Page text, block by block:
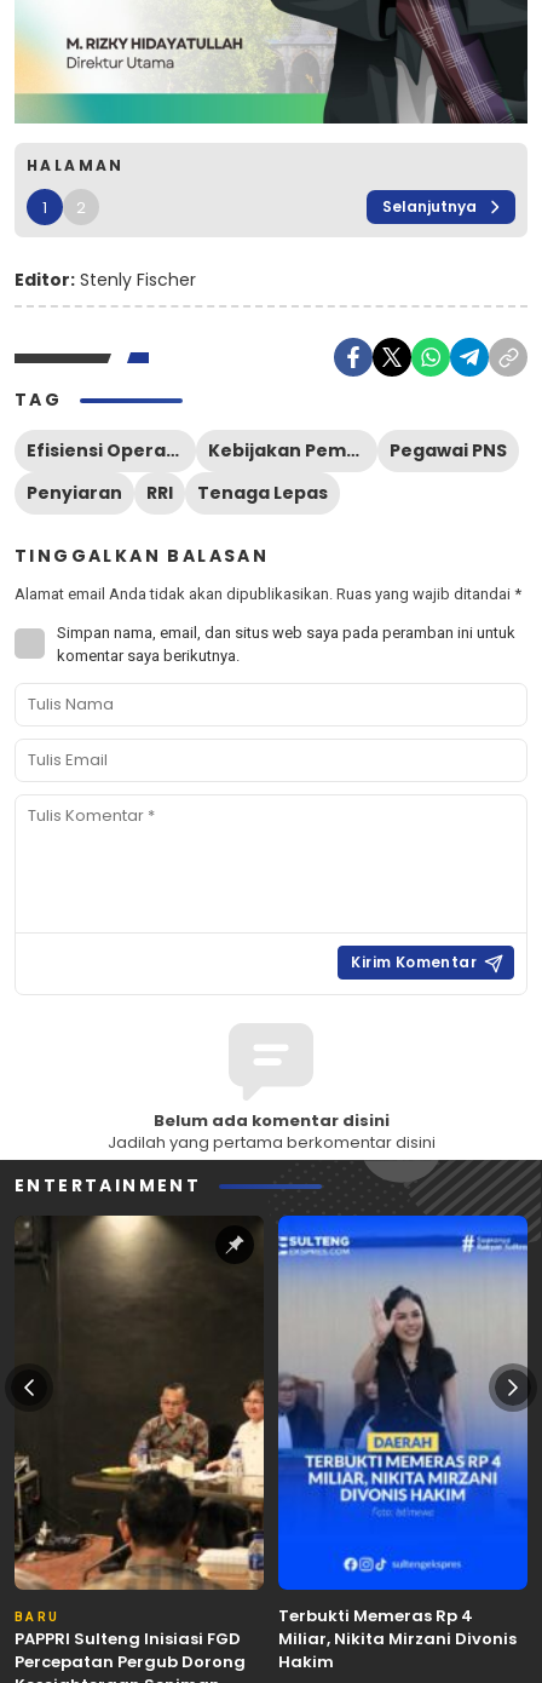
HALAMAN
1 2 Selanjutnya
Editor: Stenly Fischer
TAG
Efisiensi Operasional Kebijakan Pemerintah
Pegawai PNS
Penyiaran
RRI Tenaga Lepas
TINGGALKAN BALASAN
Alamat email Anda tidak akan dipublikasikan. Ruas yang wajib ditandai *
Simpan nama, email, dan situs web saya pada peramban ini untuk
komentar saya berikutnya.
Belum ada komentar disini
Jadilah yang pertama berkomentar disini
ENTERTAINMENT
BARU
PAPPRI Sulteng Inisiasi FGD
Percepatan Pergub Dorong
Terbukti Memeras Rp 4
Miliar, Nikita Mirzani Divonis
Hakim